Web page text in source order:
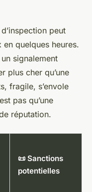
peut
quelques heures.
signalement
plus cher qu’une
fragile, s’envole
pas qu’une
réputation.
📜 Sanctions
potentielles